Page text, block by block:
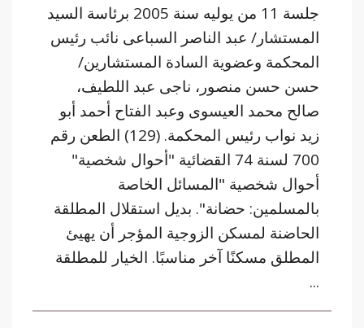
جلسة 11 من يوليه سنة 2005 برئاسة السيد
المستشار/ عبد الناصر السباعى نائب رئيس
المحكمة وعضوية السادة المستشارين/
حسن حسن منصور، ناجى عبد اللطيف،
صالح محمد العيسوى وعبد الفتاح أحمد أبو
زيد نواب رئيس المحكمة. (129) الطعن رقم
700 لسنة 74 القضائية "أحوال شخصية"
أحوال شخصية "المسائل الخاصة
بالمسلمين: حضانة". بديل استقلال المطلقة
الحاضنة لمسكن الزوجية المؤجر أن يهيئ
المطلق مسكنًا آخر مناسبًا. الخيار للمطلقة
...